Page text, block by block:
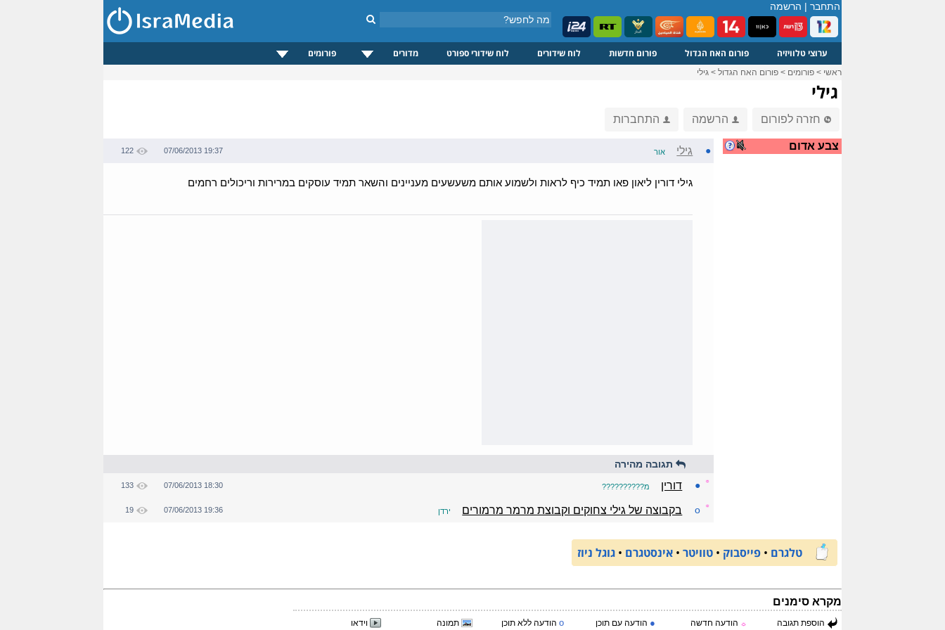
התחבר | הרשמה
ערוצי טלוויזיה פורום האח הגדול פורום חדשות לוח שידורים לוח שידורי ספורט מדורים פורומים
ראשי > פורומים > פורום האח הגדול > גילי
גילי
חזרה לפורום הרשמה התחברות
צבע אדום ● גילי אור 07/06/2013 19:37
122
גילי דורין ליאון פאו תמיד כיף לראות ולשמוע אותם משעשעים מעניינים והשאר תמיד עוסקים במרירות וריכולים רחמים
תגובה מהירה
☼
● דורין מ?????????? 07/06/2013 18:30
133
☼
o בקבוצה של גילי צחוקים וקבוצת מרמר מרמורים ירדן 07/06/2013 19:36
19
טלגרם • פייסבוק • טוויטר • אינסטגרם • גוגל ניוז
מקרא סימנים
הוספת תגובה ☼ הודעה חדשה ● הודעה עם תוכן o הודעה ללא תוכן תמונה וידאו